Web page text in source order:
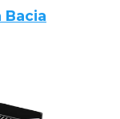
Bacia